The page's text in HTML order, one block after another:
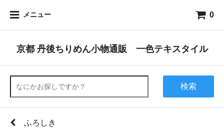
メニュー 0
京都 丹後ちりめん小物通販 一色テキスタイル
検索
ふろしき